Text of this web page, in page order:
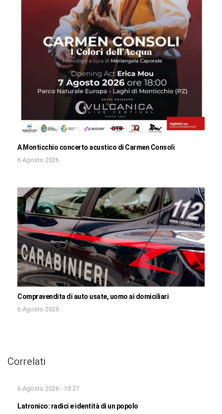
A Monticchio concerto acustico di Carmen Consoli
6 Agosto 2026
Compravendita di auto usate, uomo ai domiciliari
6 Agosto 2026
Correlati
6 Agosto 2026 - 18:27
Latronico: radici e identità di un popolo